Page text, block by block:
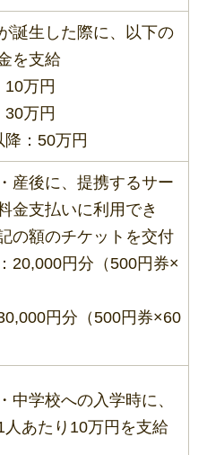
誕生した際に、以下の
を支給
10万円
30万円
降：50万円
産後に、提携するサー
金支払いに利用でき
の額のチケットを交付
20,000円分（500円券×
円分（500円券×60
中学校への入学時に、
人あたり10万円を支給